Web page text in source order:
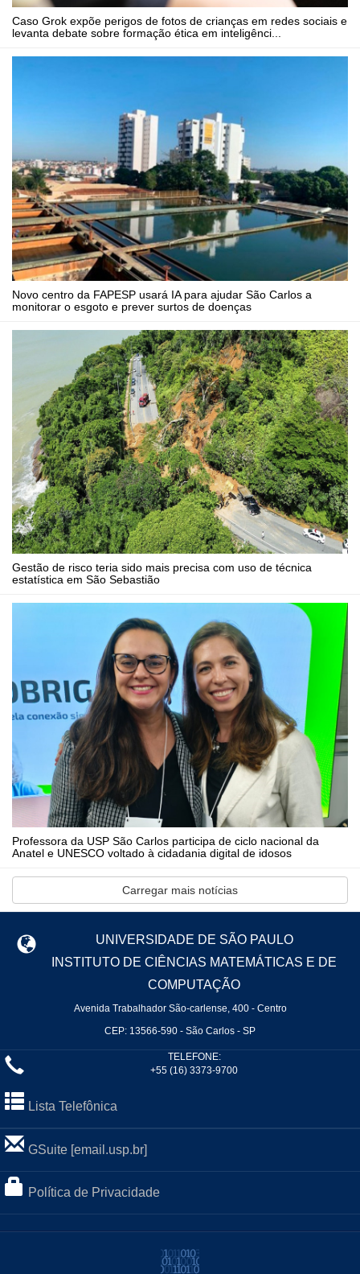
Caso Grok expõe perigos de fotos de crianças em redes sociais e
levanta debate sobre formação ética em inteligênci...
Novo centro da FAPESP usará IA para ajudar São Carlos a
monitorar o esgoto e prever surtos de doenças
Gestão de risco teria sido mais precisa com uso de técnica
estatística em São Sebastião
Professora da USP São Carlos participa de ciclo nacional da
Anatel e UNESCO voltado à cidadania digital de idosos
Carregar mais notícias
UNIVERSIDADE DE SÃO PAULO
INSTITUTO DE CIÊNCIAS MATEMÁTICAS E DE
COMPUTAÇÃO
Avenida Trabalhador São-carlense, 400 - Centro
CEP: 13566-590 - São Carlos - SP
TELEFONE:
+55 (16) 3373-9700
Lista Telefônica
GSuite [email.usp.br]
Política de Privacidade